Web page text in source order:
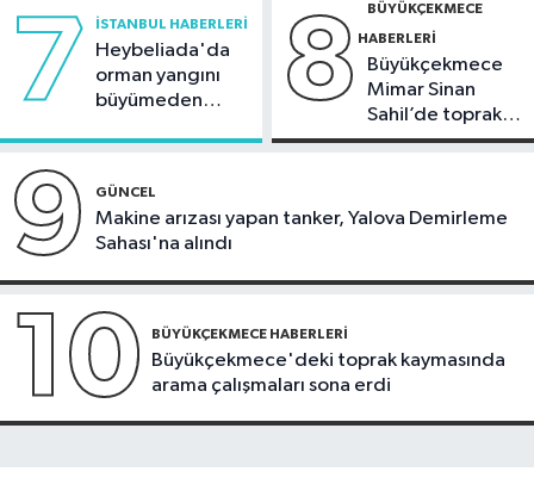
7 İSTANBUL HABERLERI
Heybeliada'da
orman yangını
büyümeden
8 BÜYÜKÇEKMECE
HABERLERI
Büyükçekmece
Mimar Sinan
Sahil’de toprak
kayması
9 GÜNCEL
Makine arızası yapan tanker, Yalova Demirleme
Sahası'na alındı
10 BÜYÜKÇEKMECE HABERLERI
Büyükçekmece'deki toprak kaymasında
arama çalışmaları sona erdi